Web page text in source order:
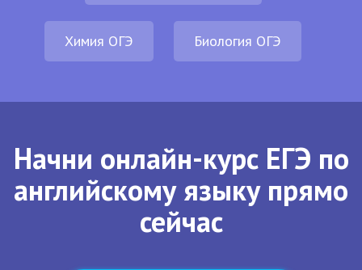
Химия ОГЭ Биология ОГЭ
Начни онлайн-курс ЕГЭ по
английскому языку прямо
сейчас